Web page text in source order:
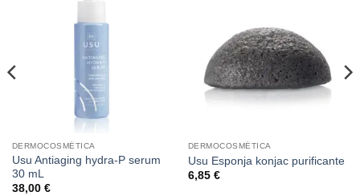
DERMOCOSMÉTICA
Usu Antiaging hydra-P serum
30 mL
38,00 €
DERMOCOSMÉTICA
Usu Esponja konjac purificante
6,85 €